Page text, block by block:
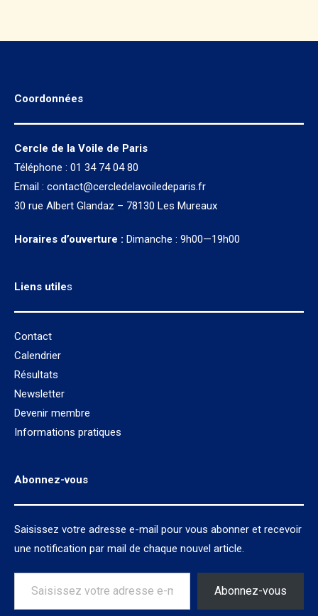
Coordonnées
Cercle de la Voile de Paris
Téléphone : 01 34 74 04 80
Email : contact@cercledelavoiledeparis.fr
30 rue Albert Glandaz – 78130 Les Mureaux
Horaires d’ouverture : Dimanche : 9h00—19h00
Liens utiles
Contact
Calendrier
Résultats
Newsletter
Devenir membre
Informations pratiques
Abonnez-vous
Saisissez votre adresse e-mail pour vous abonner et recevoir
une notification par mail de chaque nouvel article.
Saisissez votre adresse e-mail…
Abonnez-vous